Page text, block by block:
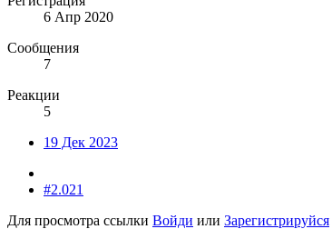
6 Апр 2020
Сообщения
7
Реакции
5
19 Дек 2023
#2.021
Для просмотра ссылки Войди или Зарегистрируйся